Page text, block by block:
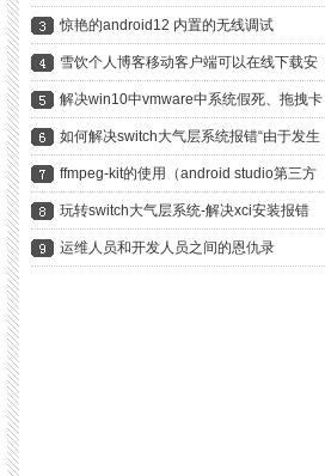
version is not supported”
惊艳的android12 内置的无线调试
雪饮个人博客移动客户端可以在线下载安
装啦
解决win10中vmware中系统假死、拖拽卡
死、鼠标无响应
如何解决switch大气层系统报错“由于发生
错误，软件已关闭”？
ffmpeg-kit的使用（android studio第三方
庫、依賴的使用）編譯安卓libx264編譯輸
出aar
玩转switch大气层系统-解决xci安装报错
ERRORS FOUND DURING FILE
运维人员和开发人员之间的恩仇录